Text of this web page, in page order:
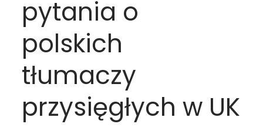
pytania o
polskich
tłumaczy
przysięgłych w UK